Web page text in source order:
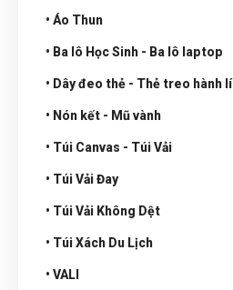
• Áo Thun
• Ba lô Học Sinh - Ba lô laptop
• Dây đeo thẻ - Thẻ treo hành lí
• Nón kết - Mũ vành
• Túi Canvas - Túi Vải
• Túi Vải Đay
• Túi Vải Không Dệt
• Túi Xách Du Lịch
• VALI